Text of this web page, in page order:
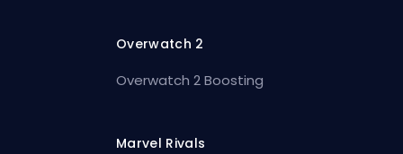
Overwatch 2
Overwatch 2 Boosting
Marvel Rivals